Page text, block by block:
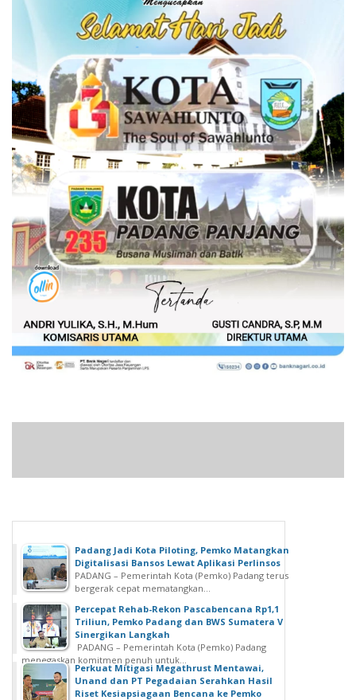
Padang Jadi Kota Piloting, Pemko Matangkan
Digitalisasi Bansos Lewat Aplikasi Perlinsos
PADANG – Pemerintah Kota (Pemko) Padang terus
bergerak cepat mematangkan...
Percepat Rehab-Rekon Pascabencana Rp1,1
Triliun, Pemko Padang dan BWS Sumatera V
Sinergikan Langkah
PADANG – Pemerintah Kota (Pemko) Padang
menegaskan komitmen penuh untuk...
Perkuat Mitigasi Megathrust Mentawai,
Unand dan PT Pegadaian Serahkan Hasil
Riset Kesiapsiagaan Bencana ke Pemko